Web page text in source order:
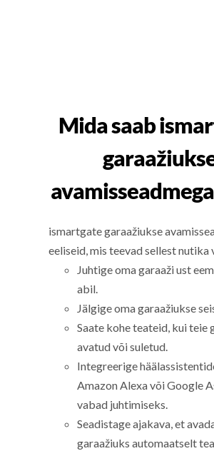
Mida saab
ismartgate garaažiukse
eeliseid, mis teevad sellest nutika
Juhtige oma garaaži ust
abil.
Jälgige oma garaažiukse
Saate kohe teateid, kui teie
avatud või suletud.
Integreerige
Amazon Alexa või Google
vabad juhtimiseks.
Seadistage ajakava, et
garaažiuks automaatselt